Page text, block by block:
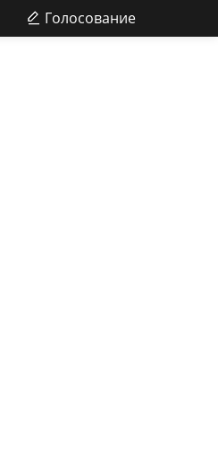
Голосование